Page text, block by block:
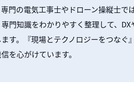
門の電気工事士やドローン操縦士で
門知識をわかりやすく整理して、
す。『現場とテクノロジーをつなぐ
を心がけています。